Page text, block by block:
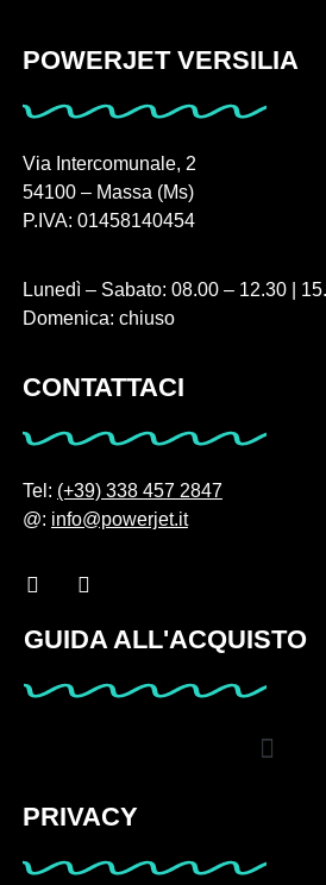
POWERJET VERSILIA
Via Intercomunale, 2
54100 – Massa (Ms)
P.IVA: 01458140454
Lunedì – Sabato: 08.00 – 12.30 |
Domenica: chiuso
CONTATTACI
Tel: (+39) 338 457 2847
@: info@powerjet.it
GUIDA ALL'ACQUISTO
PRIVACY